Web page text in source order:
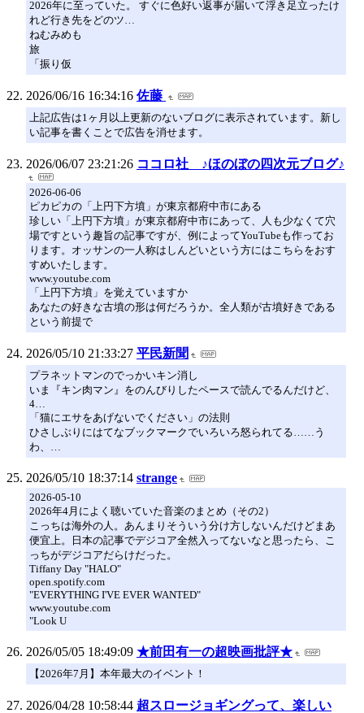
2026年に至っていた。 すぐに色好い返事が届いて浮き足立ったけ
れど行き先をどのツ…
ねむみめも
旅
「振り仮
2026/06/16 16:34:16 佐藤
上記広告は1ヶ月以上更新のないブログに表示されています。新し
い記事を書くことで広告を消せます。
2026/06/07 23:21:26 ココロ社 ♪ほのぼの四次元ブログ♪
2026-06-06
ピカピカの「上円下方墳」が東京都府中市にある
珍しい「上円下方墳」が東京都府中市にあって、人も少なくて穴
場ですという趣旨の記事ですが、例によってYouTubeも作ってお
ります。オッサンの一人称はしんどいという方にはこちらをおす
すめいたします。
www.youtube.com
「上円下方墳」を覚えていますか
あなたの好きな古墳の形は何だろうか。全人類が古墳好きである
という前提で
2026/05/10 21:33:27 平民新聞
プラネットマンのでっかいキン消し
いま『キン肉マン』をのんびりしたペースで読んでるんだけど、
4…
「猫にエサをあげないでください」の法則
ひさしぶりにはてなブックマークでいろいろ怒られてる……う
わ、…
2026/05/10 18:37:14 strange
2026-05-10
2026年4月によく聴いていた音楽のまとめ（その2）
こっちは海外の人。あんまりそういう分け方しないんだけどまあ
便宜上。日本の記事でデジコア全然入ってないなと思ったら、こ
っちがデジコアだらけだった。
Tiffany Day "HALO"
open.spotify.com
"EVERYTHING I'VE EVER WANTED"
www.youtube.com
"Look U
2026/05/05 18:49:09 ★前田有一の超映画批評★
【2026年7月】本年最大のイベント！
2026/04/28 10:58:44 超スロージョギングって、楽しい